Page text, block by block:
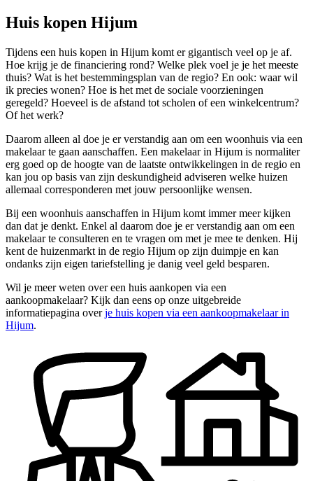
Huis kopen Hijum
Tijdens een huis kopen in Hijum komt er gigantisch veel op je af.
Hoe krijg je de financiering rond? Welke plek voel je je het meeste
thuis? Wat is het bestemmingsplan van de regio? En ook: waar wil
ik precies wonen? Hoe is het met de sociale voorzieningen
geregeld? Hoeveel is de afstand tot scholen of een winkelcentrum?
Of het werk?
Daarom alleen al doe je er verstandig aan om een woonhuis via een
makelaar te gaan aanschaffen. Een makelaar in Hijum is normaliter
erg goed op de hoogte van de laatste ontwikkelingen in de regio en
kan jou op basis van zijn deskundigheid adviseren welke huizen
allemaal corresponderen met jouw persoonlijke wensen.
Bij een woonhuis aanschaffen in Hijum komt immer meer kijken
dan dat je denkt. Enkel al daarom doe je er verstandig aan om een
makelaar te consulteren en te vragen om met je mee te denken. Hij
kent de huizenmarkt in de regio Hijum op zijn duimpje en kan
ondanks zijn eigen tariefstelling je danig veel geld besparen.
Wil je meer weten over een huis aankopen via een
aankoopmakelaar? Kijk dan eens op onze uitgebreide
informatiepagina overje huis kopen via een aankoopmakelaar in
Hijum.